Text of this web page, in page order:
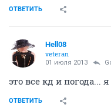
ОТВЕТИТЬ
Hell08
veteran
01 июля 2013
это все кд и погода...
ОТВЕТИТЬ